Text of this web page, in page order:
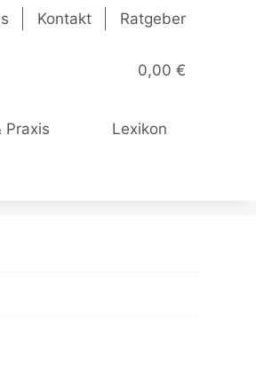
Kontakt Ratgeber
0,00 €
Praxis Lexikon